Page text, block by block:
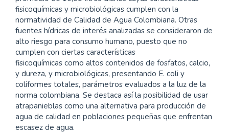
fisicoquímicas y microbiológicas cumplen con la
normatividad de Calidad de Agua Colombiana. Otras
fuentes hídricas de interés analizadas se consideraron de
alto riesgo para consumo humano, puesto que no
cumplen con ciertas características
fisicoquímicas como altos contenidos de fosfatos, calcio,
y dureza, y microbiológicas, presentando E. coli y
coliformes totales, parámetros evaluados a la luz de la
norma colombiana. Se destaca así la posibilidad de usar
atrapanieblas como una alternativa para producción de
agua de calidad en poblaciones pequeñas que enfrentan
escasez de agua.